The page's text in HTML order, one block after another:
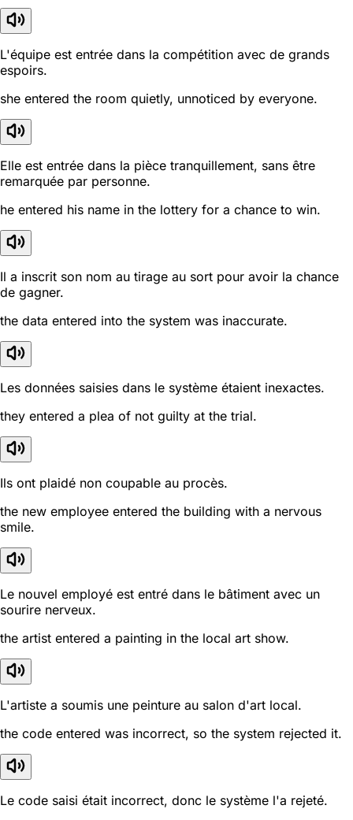
L'équipe est entrée dans la compétition avec de grands
espoirs.
she entered the room quietly, unnoticed by everyone.
Elle est entrée dans la pièce tranquillement, sans être
remarquée par personne.
he entered his name in the lottery for a chance to win.
Il a inscrit son nom au tirage au sort pour avoir la chance
de gagner.
the data entered into the system was inaccurate.
Les données saisies dans le système étaient inexactes.
they entered a plea of not guilty at the trial.
Ils ont plaidé non coupable au procès.
the new employee entered the building with a nervous
smile.
Le nouvel employé est entré dans le bâtiment avec un
sourire nerveux.
the artist entered a painting in the local art show.
L'artiste a soumis une peinture au salon d'art local.
the code entered was incorrect, so the system rejected it.
Le code saisi était incorrect, donc le système l'a rejeté.